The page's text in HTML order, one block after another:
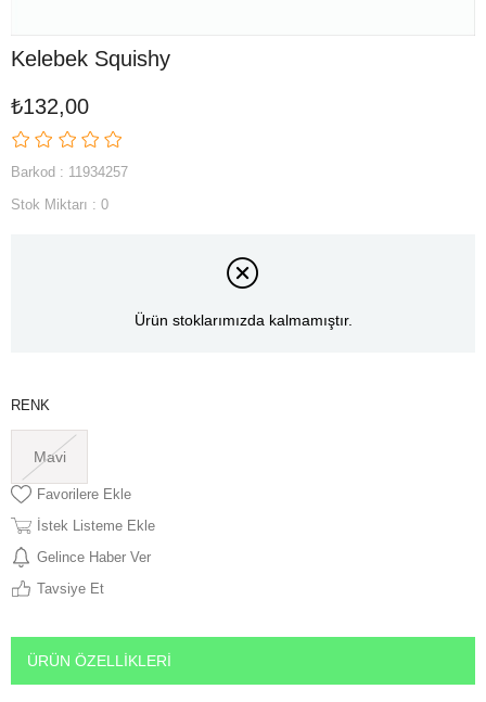
Kelebek Squishy
₺132,00
Barkod : 11934257
Stok Miktarı : 0
Ürün stoklarımızda kalmamıştır.
RENK
Mavi
Favorilere Ekle
İstek Listeme Ekle
Gelince Haber Ver
Tavsiye Et
ÜRÜN ÖZELLIKLERI